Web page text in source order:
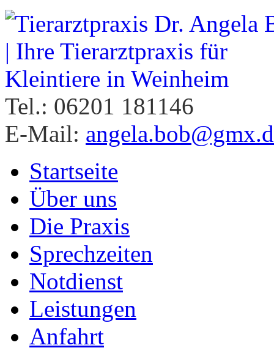
Tel.: 06201 181146
E-Mail:
Startseite
Über uns
Die Praxis
Sprechzeiten
Notdienst
Leistungen
Anfahrt